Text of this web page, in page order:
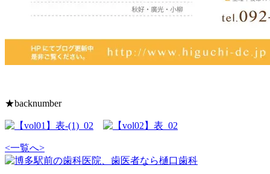
★backnumber
<一覧へ>